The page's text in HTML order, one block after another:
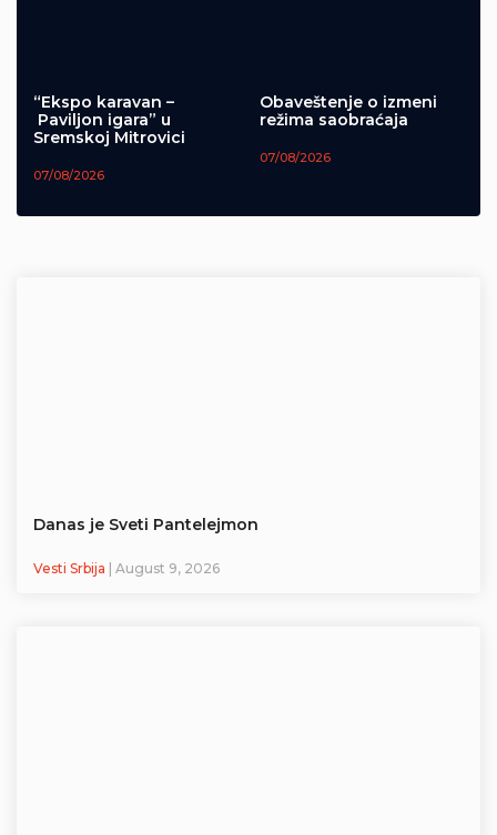
“Ekspo karavan –
Paviljon igara” u
Sremskoj Mitrovici
07/08/2026
Obaveštenje o izmeni
režima saobraćaja
07/08/2026
Danas je Sveti Pantelejmon
Vesti Srbija | August 9, 2026